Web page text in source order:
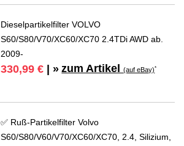
Dieselpartikelfilter VOLVO
S60/S80/V70/XC60/XC70 2.4TDi AWD ab.
2009-
330,99 € | » zum Artikel(auf eBay)*
✅ Ruß-Partikelfilter Volvo
S60/S80/V60/V70/XC60/XC70, 2.4, Silizium,